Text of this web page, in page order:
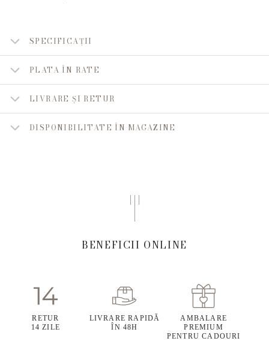
SPECIFICAȚII
PLATA ÎN RATE
LIVRARE ȘI RETUR
DISPONIBILITATE ÎN MAGAZINE
BENEFICII ONLINE
RETUR
14 ZILE
LIVRARE RAPIDĂ
ÎN 48H
AMBALARE
PREMIUM
PENTRU CADOURI